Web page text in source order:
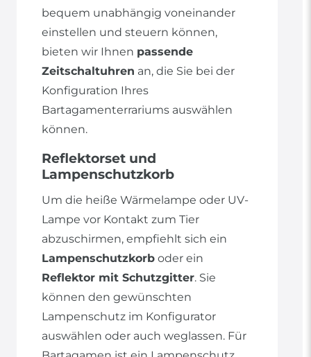
bequem unabhängig voneinander
einstellen und steuern können,
bieten wir Ihnen passende
Zeitschaltuhren an, die Sie bei der
Konfiguration Ihres
Bartagamenterrariums auswählen
können.
Reflektorset und
Lampenschutzkorb
Um die heiße Wärmelampe oder UV-
Lampe vor Kontakt zum Tier
abzuschirmen, empfiehlt sich ein
Lampenschutzkorb oder ein
Reflektor mit Schutzgitter. Sie
können den gewünschten
Lampenschutz im Konfigurator
auswählen oder auch weglassen. Für